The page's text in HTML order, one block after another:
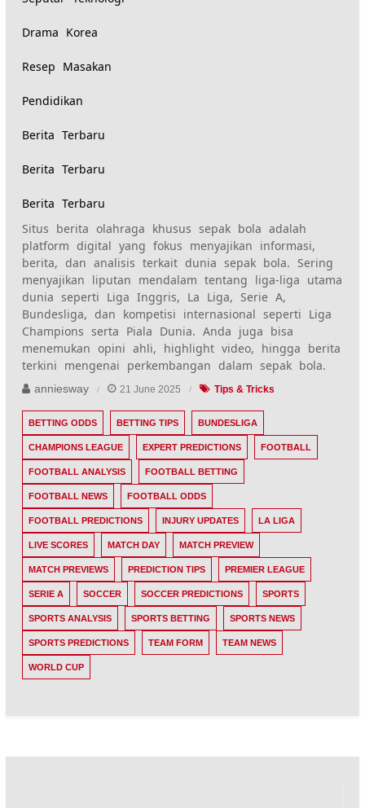
Drama Korea
Resep Masakan
Pendidikan
Berita Terbaru
Berita Terbaru
Berita Terbaru
Situs berita olahraga khusus sepak bola adalah
platform digital yang fokus menyajikan informasi,
berita, dan analisis terkait dunia sepak bola. Sering
menyajikan liputan mendalam tentang liga-liga utama
dunia seperti Liga Inggris, La Liga, Serie A,
Bundesliga, dan kompetisi internasional seperti Liga
Champions serta Piala Dunia. Anda juga bisa
menemukan opini ahli, highlight video, hingga berita
terkini mengenai perkembangan dalam sepak bola.
anniesway 21 June 2025 Tips & Tricks
BETTING ODDS BETTING TIPS BUNDESLIGA
CHAMPIONS LEAGUE EXPERT PREDICTIONS FOOTBALL
FOOTBALL ANALYSIS FOOTBALL BETTING
FOOTBALL NEWS FOOTBALL ODDS
FOOTBALL PREDICTIONS INJURY UPDATES LA LIGA
LIVE SCORES MATCH DAY MATCH PREVIEW
MATCH PREVIEWS PREDICTION TIPS PREMIER LEAGUE
SERIE A SOCCER SOCCER PREDICTIONS SPORTS
SPORTS ANALYSIS SPORTS BETTING SPORTS NEWS
SPORTS PREDICTIONS TEAM FORM TEAM NEWS
WORLD CUP